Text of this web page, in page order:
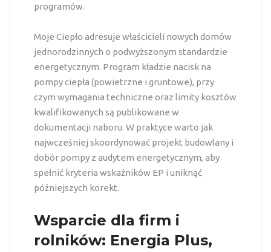
programów.
Moje Ciepło adresuje właścicieli nowych domów
jednorodzinnych o podwyższonym standardzie
energetycznym. Program kładzie nacisk na
pompy ciepła (powietrzne i gruntowe), przy
czym wymagania techniczne oraz limity kosztów
kwalifikowanych są publikowane w
dokumentacji naboru. W praktyce warto jak
najwcześniej skoordynować projekt budowlany i
dobór pompy z audytem energetycznym, aby
spełnić kryteria wskaźników EP i uniknąć
późniejszych korekt.
Wsparcie dla firm i
rolników: Energia Plus,